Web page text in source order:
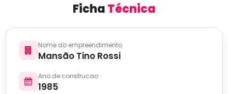
FichaTécnica
Nome do empreendimento
Mansão Tino Rossi
Ano de construcao
1985